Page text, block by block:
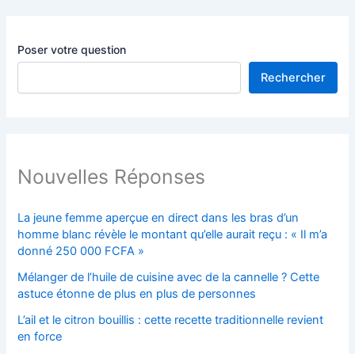
Poser votre question
Rechercher
Nouvelles Réponses
La jeune femme aperçue en direct dans les bras d’un
homme blanc révèle le montant qu’elle aurait reçu : « Il m’a
donné 250 000 FCFA »
Mélanger de l’huile de cuisine avec de la cannelle ? Cette
astuce étonne de plus en plus de personnes
L’ail et le citron bouillis : cette recette traditionnelle revient
en force